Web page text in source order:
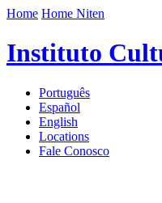
Home Home Niten
Instituto
Português
Español
English
Locations
Fale Conosco